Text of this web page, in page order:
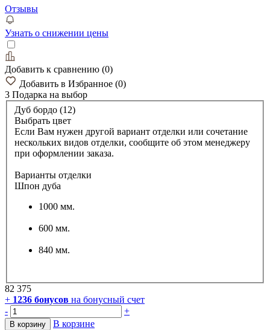
Отзывы
Узнать о снижении цены
Добавить к сравнению (0)
Добавить в Избранное (0)
3 Подарка на выбор
Дуб бордо (12)
Выбрать цвет
Если Вам нужен другой вариант отделки или сочетание
нескольких видов отделки, сообщите об этом менеджеру
при оформлении заказа.
Варианты отделки
Шпон дуба
1000 мм.
600 мм.
840 мм.
82 375
+ 1236 бонусов на бонусный счет
-
+
В корзину
В корзине